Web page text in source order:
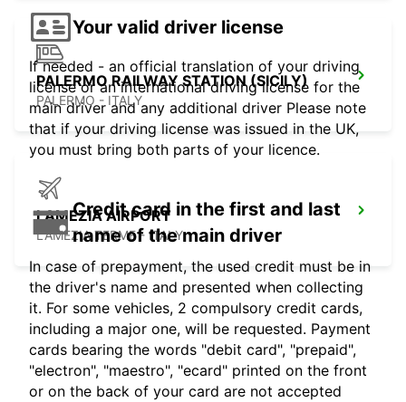
PALERMO RAILWAY STATION (SICILY)
PALERMO - ITALY
LAMEZIA AIRPORT
LAMEZIA TERME - ITALY
Your valid driver license
If needed - an official translation of your driving
license or an international driving license for the
main driver and any additional driver Please note
that if your driving license was issued in the UK,
you must bring both parts of your licence.
Credit card in the first and last
name of the main driver
In case of prepayment, the used credit must be in
the driver's name and presented when collecting
it. For some vehicles, 2 compulsory credit cards,
including a major one, will be requested. Payment
cards bearing the words "debit card", "prepaid",
"electron", "maestro", "ecard" printed on the front
or on the back of your card are not accepted